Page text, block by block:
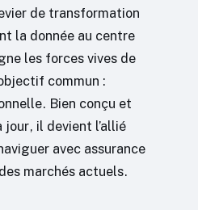
de transformation
la donnée au centre
les forces vives de
commun :
Bien conçu et
il devient l’allié
avec assurance
marchés actuels.